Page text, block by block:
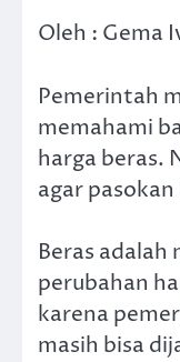
Oleh : Gema
Pemerintah
memahami
harga beras.
agar
Beras
perubahan
karena
masih bisa